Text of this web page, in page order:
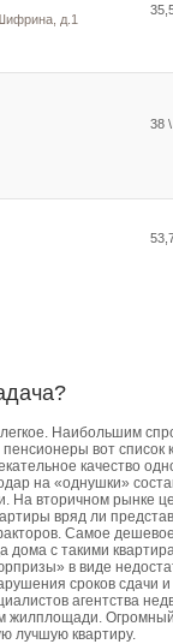
д.1
38
Наибольшим
вот список
качество
на «однушки»
На вторичном рынке
вряд ли
Самое
дома с такими
в виде
сроков сдачи
агентства
Огромный
лучшую квартиру.